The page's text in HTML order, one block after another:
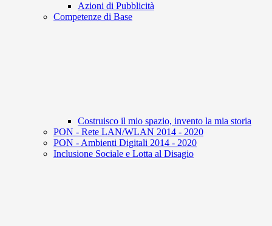
Azioni di Pubblicità
Competenze di Base
Costruisco il mio spazio, invento la mia storia
PON - Rete LAN/WLAN 2014 - 2020
PON - Ambienti Digitali 2014 - 2020
Inclusione Sociale e Lotta al Disagio